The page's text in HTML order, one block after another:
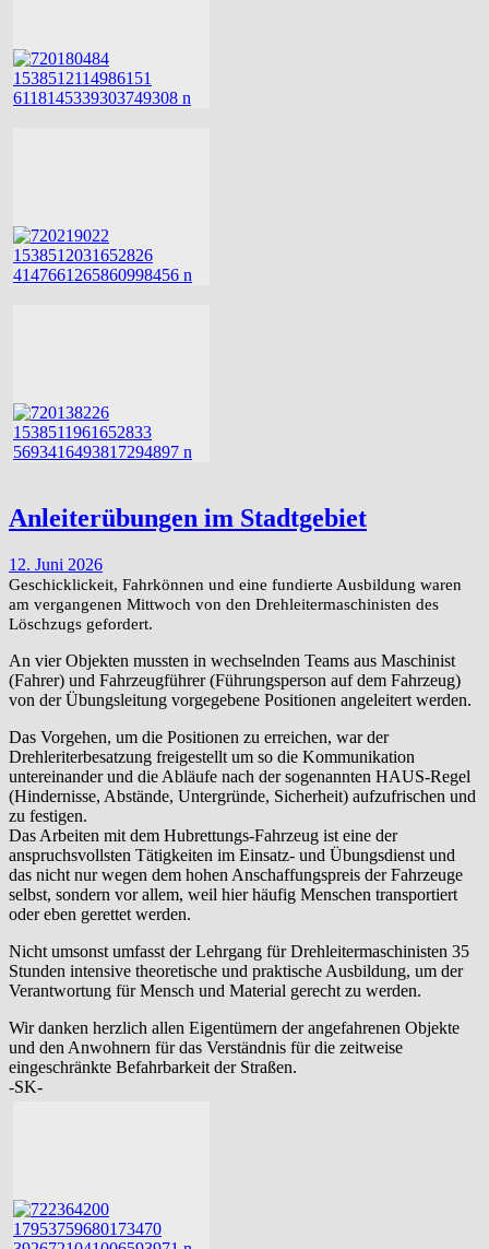
Anleiterübungen im Stadtgebiet
12. Juni 2026
Geschicklickeit, Fahrkönnen und eine fundierte Ausbildung waren
am vergangenen Mittwoch von den Drehleitermaschinisten des
Löschzugs gefordert.
An vier Objekten mussten in wechselnden Teams aus Maschinist
(Fahrer) und Fahrzeugführer (Führungsperson auf dem Fahrzeug)
von der Übungsleitung vorgegebene Positionen angeleitert werden.
Das Vorgehen, um die Positionen zu erreichen, war der
Drehleriterbesatzung freigestellt um so die Kommunikation
untereinander und die Abläufe nach der sogenannten HAUS-Regel
(Hindernisse, Abstände, Untergründe, Sicherheit) aufzufrischen und
zu festigen.
Das Arbeiten mit dem Hubrettungs-Fahrzeug ist eine der
anspruchsvollsten Tätigkeiten im Einsatz- und Übungsdienst und
das nicht nur wegen dem hohen Anschaffungspreis der Fahrzeuge
selbst, sondern vor allem, weil hier häufig Menschen transportiert
oder eben gerettet werden.
Nicht umsonst umfasst der Lehrgang für Drehleitermaschinisten 35
Stunden intensive theoretische und praktische Ausbildung, um der
Verantwortung für Mensch und Material gerecht zu werden.
Wir danken herzlich allen Eigentümern der angefahrenen Objekte
und den Anwohnern für das Verständnis für die zeitweise
eingeschränkte Befahrbarkeit der Straßen.
-SK-